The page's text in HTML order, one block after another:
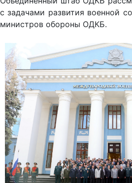
с задачами развития военной
министров обороны ОДКБ.